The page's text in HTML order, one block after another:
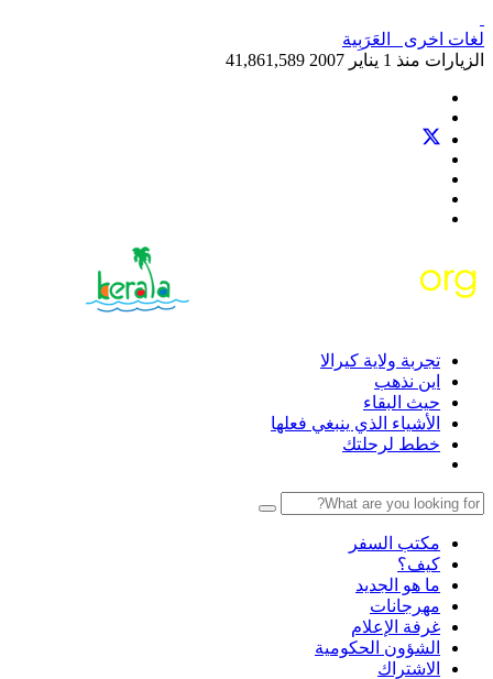
لغات اخرى
العَرَبِية‎
الزيارات منذ 1 يناير 2007
41,861,589
تجربة ولاية كيرالا
اين نذهب
حيث البقاء
الأشياء الذي ينبغي فعلها
خطط لرحلتك
مكتب السفر
كيف؟
ما هو الجديد
مهرجانات
غرفة الإعلام
الشؤون الحكومية
الاشتراك